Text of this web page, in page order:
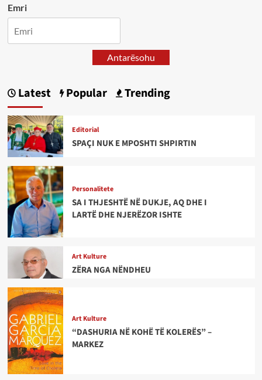
Emri
Antarësohu
Latest Popular Trending
Editorial
SPAÇI NUK E MPOSHTI SHPIRTIN
Personalitete
SA I THJESHTË NË DUKJE, AQ DHE I
LARTË DHE NJERËZOR ISHTE
Art Kulture
ZËRA NGA NËNDHEU
Art Kulture
“DASHURIA NË KOHË TË KOLERËS” –
MARKEZ